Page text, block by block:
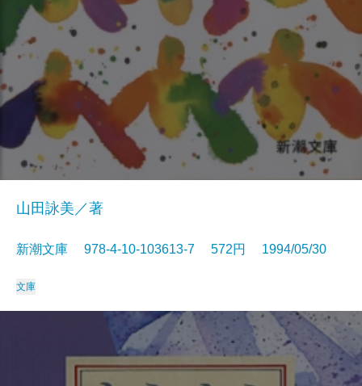
山田詠美／著
新潮文庫 978-4-10-103613-7 572円 1994/05/30
文庫